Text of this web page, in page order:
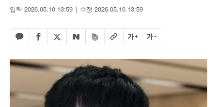
입력 2026.05.10 13:59 수정 2026.05.10 13:59
카카오톡 공유하기
페이스북 공유하기
엑스 공유하기
네이버 공유하기
밴드 공유하기
URL복사글자 크게글자 작게